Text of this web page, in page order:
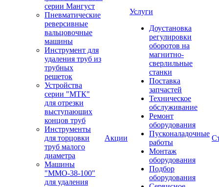
серии Мангуст
Пневматические
реверсивные
вальцовочные
машины
Инструмент для
удаления труб из
трубных
решеток
Устройства
серии "МТК"
для отрезки
выступающих
концов труб
Инструменты
для торцовки
труб малого
диаметра
Машины
"ММО-38-100"
для удаления
Акции
Услуги
Доустановка
регулировки
оборотов на
магнитно-
сверлильные
станки
Поставка
запчастей
Техническое
обслуживание
Ремонт
оборудования
Пусконаладочные
работы
Монтаж
оборудования
Подбор
оборудования